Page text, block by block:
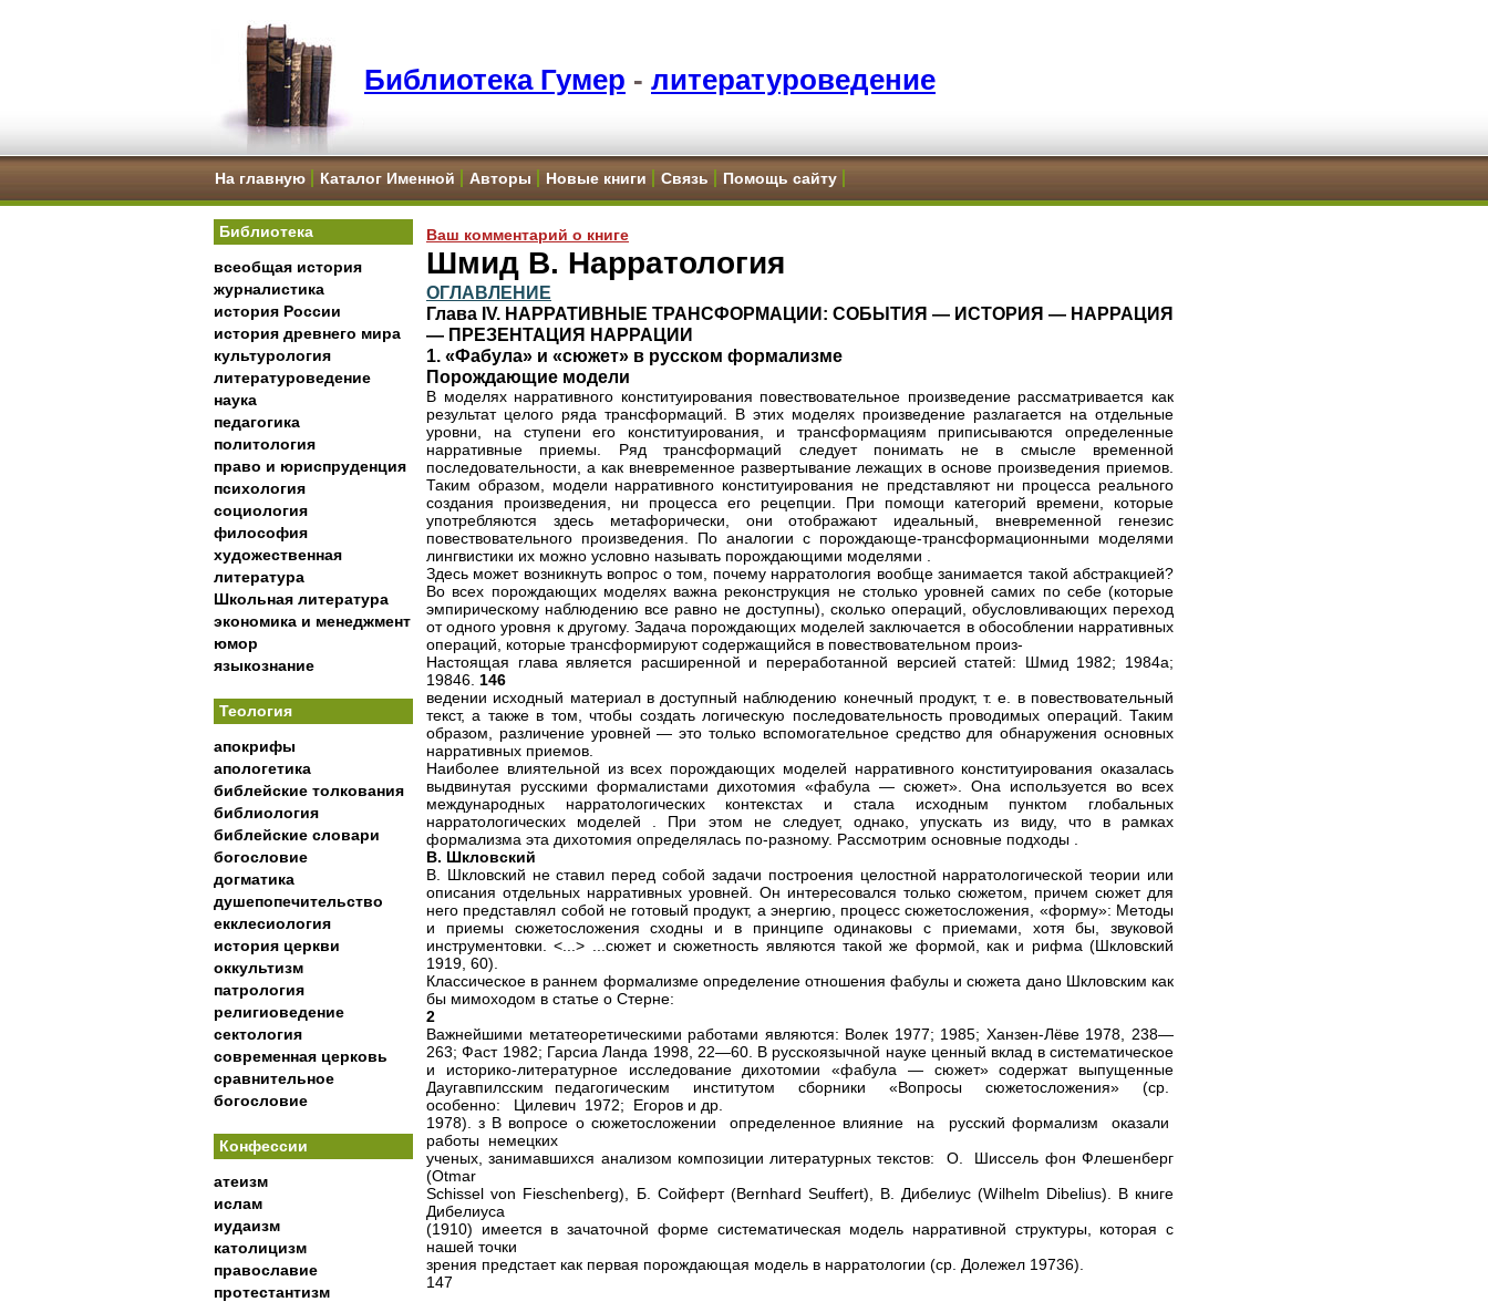
Библиотека Гумер - литературоведение
На главную Каталог Именной Авторы Новые книги Связь Помощь сайту
Библиотека
всеобщая история
журналистика
история России
история древнего мира
культурология
литературоведение
наука
педагогика
политология
право и юриспруденция
психология
социология
философия
художественная
литература
Школьная литература
экономика и менеджмент
юмор
языкознание
Теология
апокрифы
апологетика
библейские толкования
библиология
библейские словари
богословие
догматика
душепопечительство
екклесиология
история церкви
оккультизм
патрология
религиоведение
сектология
современная церковь
сравнительное
богословие
Конфессии
атеизм
ислам
иудаизм
католицизм
православие
протестантизм
Ваш комментарий о книге
Шмид B. Нарратология
ОГЛАВЛЕНИЕ
Глава IV. НАРРАТИВНЫЕ ТРАНСФОРМАЦИИ: СОБЫТИЯ — ИСТОРИЯ — НАРРАЦИЯ
— ПРЕЗЕНТАЦИЯ НАРРАЦИИ
1. «Фабула» и «сюжет» в русском формализме
Порождающие модели
В моделях нарративного конституирования повествовательное произведение рассматривается как
результат целого ряда трансформаций. В этих моделях произведение разлагается на отдельные
уровни, на ступени его конституирования, и трансформациям приписываются определенные
нарративные приемы. Ряд трансформаций следует понимать не в смысле временной
последовательности, а как вневременное развертывание лежащих в основе произведения приемов.
Таким образом, модели нарративного конституирования не представляют ни процесса реального
создания произведения, ни процесса его рецепции. При помощи категорий времени, которые
употребляются здесь метафорически, они отображают идеальный, вневременной генезис
повествовательного произведения. По аналогии с порождающе-трансформационными моделями
лингвистики их можно условно называть порождающими моделями .
Здесь может возникнуть вопрос о том, почему нарратология вообще занимается такой абстракцией?
Во всех порождающих моделях важна реконструкция не столько уровней самих по себе (которые
эмпирическому наблюдению все равно не доступны), сколько операций, обусловливающих переход
от одного уровня к другому. Задача порождающих моделей заключается в обособлении нарративных
операций, которые трансформируют содержащийся в повествовательном произ-
Настоящая глава является расширенной и переработанной версией статей: Шмид 1982; 1984а;
19846. 146
ведении исходный материал в доступный наблюдению конечный продукт, т. е. в повествовательный
текст, а также в том, чтобы создать логическую последовательность проводимых операций. Таким
образом, различение уровней — это только вспомогательное средство для обнаружения основных
нарративных приемов.
Наиболее влиятельной из всех порождающих моделей нарративного конституирования оказалась
выдвинутая русскими формалистами дихотомия «фабула — сюжет». Она используется во всех
международных нарратологических контекстах и стала исходным пунктом глобальных
нарратологических моделей . При этом не следует, однако, упускать из виду, что в рамках
формализма эта дихотомия определялась по-разному. Рассмотрим основные подходы .
В. Шкловский
В. Шкловский не ставил перед собой задачи построения целостной нарратологической теории или
описания отдельных нарративных уровней. Он интересовался только сюжетом, причем сюжет для
него представлял собой не готовый продукт, а энергию, процесс сюжетосложения, «форму»: Методы
и приемы сюжетосложения сходны и в принципе одинаковы с приемами, хотя бы, звуковой
инструментовки. <...> ...сюжет и сюжетность являются такой же формой, как и рифма (Шкловский
1919, 60).
Классическое в раннем формализме определение отношения фабулы и сюжета дано Шкловским как
бы мимоходом в статье о Стерне:
2
Важнейшими метатеоретическими работами являются: Волек 1977; 1985; Ханзен-Лёве 1978, 238—
263; Фаст 1982; Гарсиа Ланда 1998, 22—60. В русскоязычной науке ценный вклад в систематическое
и историко-литературное исследование дихотомии «фабула — сюжет» содержат выпущенные
Даугавпилсским педагогическим институтом сборники «Вопросы сюжетосложения» (ср.
особенно: Цилевич 1972; Егоров и др.
1978). з В вопросе о сюжетосложении определенное влияние на русский формализм оказали
работы немецких
ученых, занимавшихся анализом композиции литературных текстов: О. Шиссель фон Флешенберг
(Otmar
Schissel von Fieschenberg), Б. Сойферт (Bernhard Seuffert), В. Дибелиус (Wilhelm Dibelius). В книге
Дибелиуса
(1910) имеется в зачаточной форме систематическая модель нарративной структуры, которая с
нашей точки
зрения предстает как первая порождающая модель в нарратологии (ср. Долежел 19736).
147